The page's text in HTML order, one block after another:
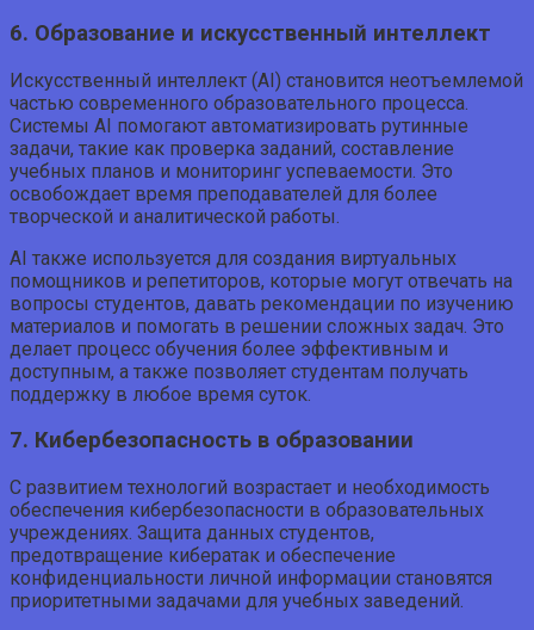
6. Образование и искусственный интеллект
Искусственный интеллект (AI) становится неотъемлемой
частью современного образовательного процесса.
Системы AI помогают автоматизировать рутинные
задачи, такие как проверка заданий, составление
учебных планов и мониторинг успеваемости. Это
освобождает время преподавателей для более
творческой и аналитической работы.
AI также используется для создания виртуальных
помощников и репетиторов, которые могут отвечать на
вопросы студентов, давать рекомендации по изучению
материалов и помогать в решении сложных задач. Это
делает процесс обучения более эффективным и
доступным, а также позволяет студентам получать
поддержку в любое время суток.
7. Кибербезопасность в образовании
С развитием технологий возрастает и необходимость
обеспечения кибербезопасности в образовательных
учреждениях. Защита данных студентов,
предотвращение кибератак и обеспечение
конфиденциальности личной информации становятся
приоритетными задачами для учебных заведений.